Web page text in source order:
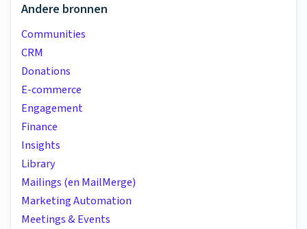
Andere bronnen
Communities
CRM
Donations
E-commerce
Engagement
Finance
Insights
Library
Mailings (en MailMerge)
Marketing Automation
Meetings & Events